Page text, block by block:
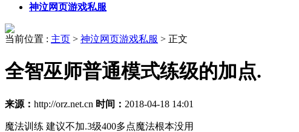
神泣网页游戏私服
当前位置 : 主页 > 神泣网页游戏私服 > 正文
全智巫师普通模式练级的加点.
来源： http://orz.net.cn 时间： 2018-04-18 14:01
魔法训练 建议不加.3级400多点魔法根本没用